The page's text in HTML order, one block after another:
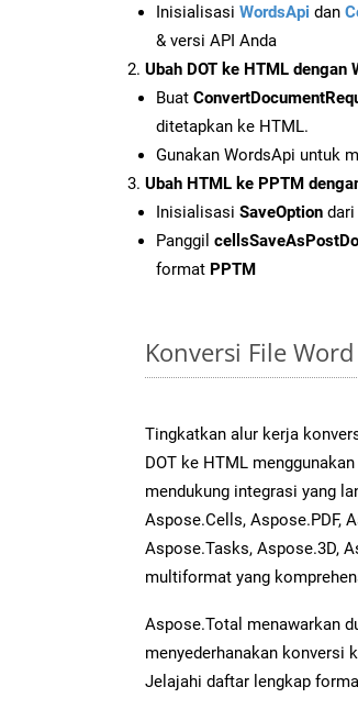
Inisialisasi WordsApi dan
& versi API Anda
Ubah DOT ke HTML dengan
Buat
ditetapkan ke HTML.
Gunakan WordsApi untuk
Ubah HTML ke PPTM
Inisialisasi SaveOption dari
Panggil
format PPTM
Konversi File
Tingkatkan alur kerja
DOT ke HTML
mendukung integrasi yang
Aspose.Cells, Aspose.PDF,
Aspose.Tasks, Aspose.3D,
multiformat yang
Aspose.Total menawarkan
menyederhanakan konversi
Jelajahi daftar lengkap